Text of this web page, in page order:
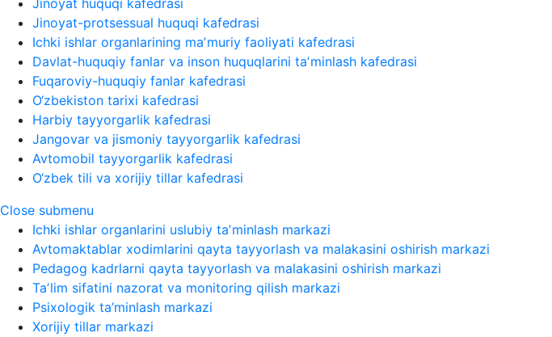
Jinoyat huquqi kafedrasi
Jinoyat-protsessual huquqi kafedrasi
Ichki ishlar organlarining maʼmuriy faoliyati kafedrasi
Davlat-huquqiy fanlar va inson huquqlarini taʼminlash kafedrasi
Fuqaroviy-huquqiy fanlar kafedrasi
O‘zbekiston tarixi kafedrasi
Harbiy tayyorgarlik kafedrasi
Jangovar va jismoniy tayyorgarlik kafedrasi
Avtomobil tayyorgarlik kafedrasi
O‘zbek tili va xorijiy tillar kafedrasi
Close submenu
Ichki ishlar organlarini uslubiy taʼminlash markazi
Avtomaktablar xodimlarini qayta tayyorlash va malakasini oshirish markazi
Pedagog kadrlarni qayta tayyorlash va malakasini oshirish markazi
Taʼlim sifatini nazorat va monitoring qilish markazi
Psixologik ta’minlash markazi
Xorijiy tillar markazi